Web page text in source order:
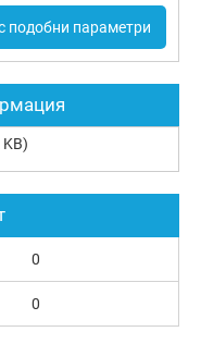
подобни параметри
0
0